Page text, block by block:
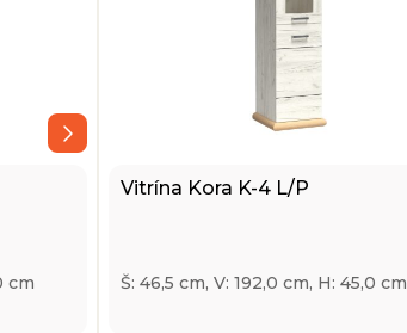
cm
Vitrína Kora K-4 L/P
Š: 46,5 cm, V: 192,0 cm, H: 45,0 cm